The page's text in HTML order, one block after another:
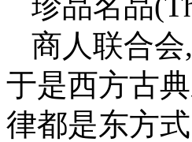
商人联合
于是西方古
律都是东方